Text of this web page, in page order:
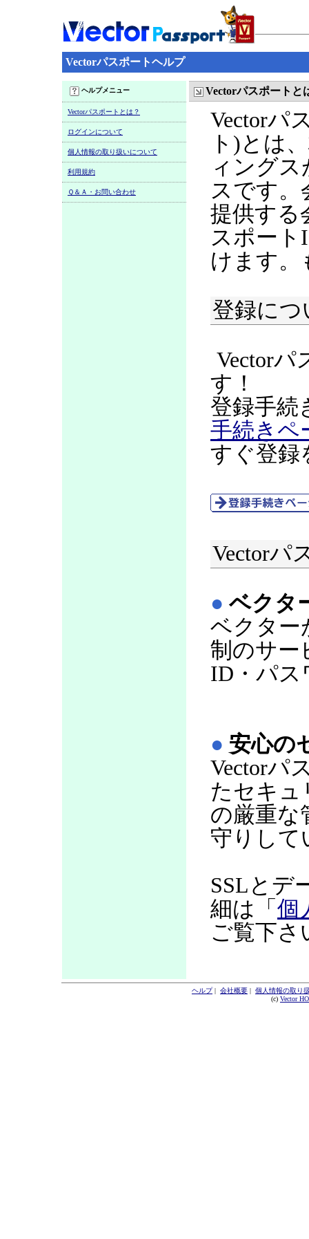
Vectorパスポートヘルプ
ヘルプメニュー
Vectorパスポートとは？
ログインについて
個人情報の取り扱いについて
利用規約
Ｑ＆Ａ・お問い合わせ
Vectorパスポートと
Vectorパ
ト)とは
ィング
スです。
提供する
スポート
けます。
登録につ
Vectorパ
す！
登録手続
手続きペ
すぐ登録
Vectorパ
● ベクタ
ベクター
制のサー
ID・パス
● 安心の
Vectorパ
たセキュ
の厳重な
守りして
SSLとデ
細は「 個
ご覧下さ
ヘルプ| 会社概要 | 個人情報の取り
(c) Vector